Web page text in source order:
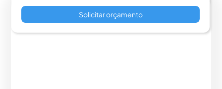
Solicitar orçamento